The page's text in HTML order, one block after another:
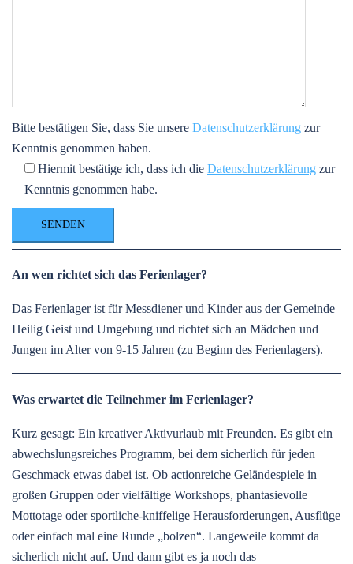
Bitte bestätigen Sie, dass Sie unsere Datenschutzerklärung zur
Kenntnis genommen haben.
Hiermit bestätige ich, dass ich die Datenschutzerklärung zur
Kenntnis genommen habe.
An wen richtet sich das Ferienlager?
Das Ferienlager ist für Messdiener und Kinder aus der Gemeinde
Heilig Geist und Umgebung und richtet sich an Mädchen und
Jungen im Alter von 9-15 Jahren (zu Beginn des Ferienlagers).
Was erwartet die Teilnehmer im Ferienlager?
Kurz gesagt: Ein kreativer Aktivurlaub mit Freunden. Es gibt ein
abwechslungsreiches Programm, bei dem sicherlich für jeden
Geschmack etwas dabei ist. Ob actionreiche Geländespiele in
großen Gruppen oder vielfältige Workshops, phantasievolle
Mottotage oder sportliche-kniffelige Herausforderungen, Ausflüge
oder einfach mal eine Runde „bolzen“. Langeweile kommt da
sicherlich nicht auf. Und dann gibt es ja noch das